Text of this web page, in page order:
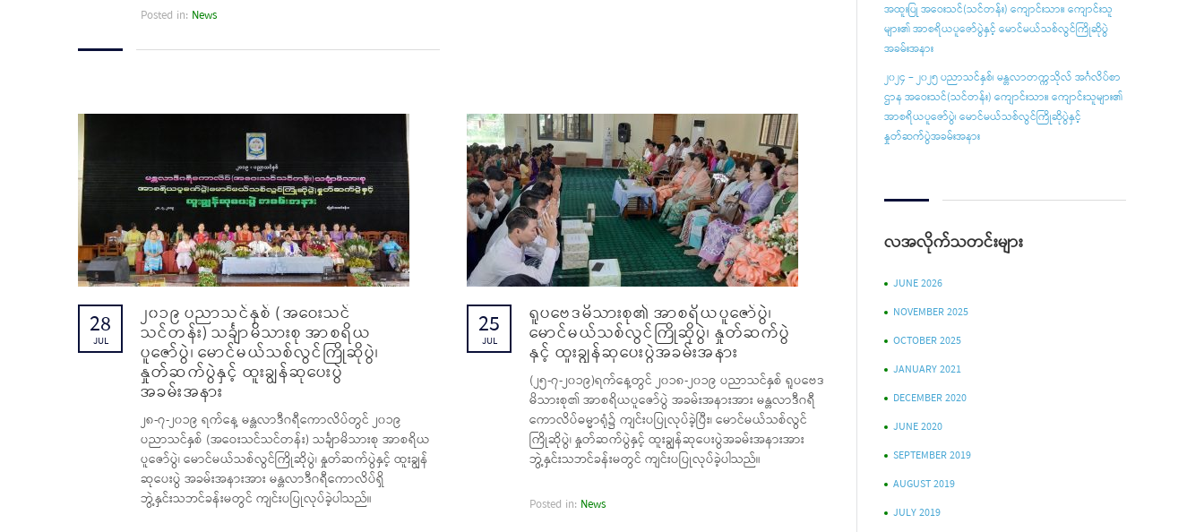
Posted in: News
28
JUL
၂၀၁၉ ပညာသင်နှစ် (အဝေးသင်
သင်တန်း) သင်္ချာမိသားစု အာစရိယ
ပူဇော်ပွဲ၊ မောင်မယ်သစ်လွင်ကြိုဆိုပွဲ၊
နှုတ်ဆက်ပွဲနှင့် ထူးချွန်ဆုပေးပွဲ
အခမ်းအနား
၂၈-၇-၂၀၁၉ ရက်နေ့ မန္တလာဒီဂရီကောလိပ်တွင် ၂၀၁၉
ပညာသင်နှစ် (အဝေးသင်သင်တန်း) သင်္ချာမိသားစု အာစရိယ
ပူဇော်ပွဲ၊ မောင်မယ်သစ်လွင်ကြိုဆိုပွဲ၊ နှုတ်ဆက်ပွဲနှင့် ထူးချွန်
ဆုပေးပွဲ အခမ်းအနားအား မန္တလာဒီဂရီကောလိပ်ရှိ
ဘွဲ့နှင်းသဘင်ခန်းမတွင် ကျင်းပပြုလုပ်ခဲ့ပါသည်။
25
JUL
ရူပဗေဒမိသားစု၏ အာစရိယပူဇော်ပွဲ၊
မောင်မယ်သစ်လွင်ကြိုဆိုပွဲ၊ နှုတ်ဆက်ပွဲ
နှင့် ထူးချွန်ဆုပေးပွဲအခမ်းအနား
(၂၅-၇-၂၀၁၉)ရက်နေ့တွင် ၂၀၁၈-၂၀၁၉ ပညာသင်နှစ် ရူပဗေဒ
မိသားစု၏ အာစရိယပူဇော်ပွဲ အခမ်းအနားအား မန္တလာဒီဂရီ
ကောလိပ်ဓမ္မာရုံ၌ ကျင်းပပြုလုပ်ခဲ့ပြီး၊ မောင်မယ်သစ်လွင်
ကြိုဆိုပွဲ၊ နှုတ်ဆက်ပွဲနှင့် ထူးချွန်ဆုပေးပွဲအခမ်းအနားအား
ဘွဲ့နှင်းသဘင်ခန်းမတွင် ကျင်းပပြုလုပ်ခဲ့ပါသည်။
Posted in: News
အထူးပြု အဝေးသင်(သင်တန်း) ကျောင်းသား၊ ကျောင်းသူ
များ၏ အာစရိယပူ‌ဇော်ပွဲနှင့် မောင်မယ်သစ်လွင်ကြိုဆိုပွဲ
အခမ်းအနား
၂၀၂၄ – ၂၀၂၅ ပညာသင်နှစ်၊ မန္တလာတက္ကသိုလ် အင်္ဂလိပ်စာ
ဌာန အဝေးသင်(သင်တန်း) ကျောင်းသား၊ ကျောင်းသူများ၏
အာစရိယပူဇော်ပွဲ၊ မောင်မယ်သစ်လွင်ကြိုဆိုပွဲနှင့်
နှုတ်ဆက်ပွဲအခမ်းအနား
လအလိုက်သတင်းများ
JUNE 2026
NOVEMBER 2025
OCTOBER 2025
JANUARY 2021
DECEMBER 2020
JUNE 2020
SEPTEMBER 2019
AUGUST 2019
JULY 2019